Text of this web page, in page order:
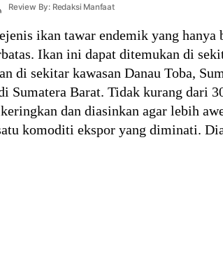
Review By: Redaksi Manfaat
ikan tawar endemik yang hanya
Ikan ini dapat ditemukan di
di sekitar kawasan Danau Toba,
Barat. Tidak kurang dari
dan diasinkan agar lebih
komoditi ekspor yang diminati.